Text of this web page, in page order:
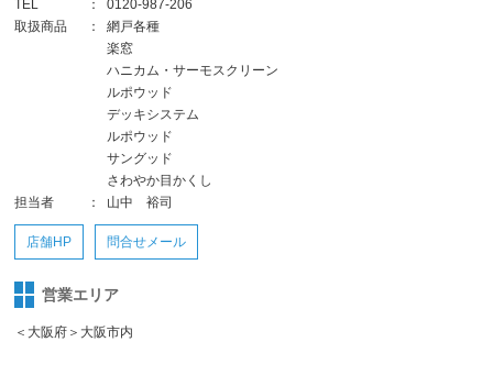
TEL
：
0120-987-206
取扱商品
：
網戸各種
楽窓
ハニカム・サーモスクリーン
ルポウッド
デッキシステム
ルポウッド
サングッド
さわやか目かくし
担当者
： 山中 裕司
店舗HP 問合せメール
営業エリア
＜大阪府＞大阪市内